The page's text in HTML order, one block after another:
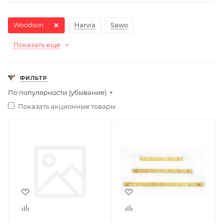
Harvia Sawo
Woodson
Показать еще
ФИЛЬТР
По популярности (убывание)
Показать акционные товары
150
Глубина, мм
Высота, мм
60